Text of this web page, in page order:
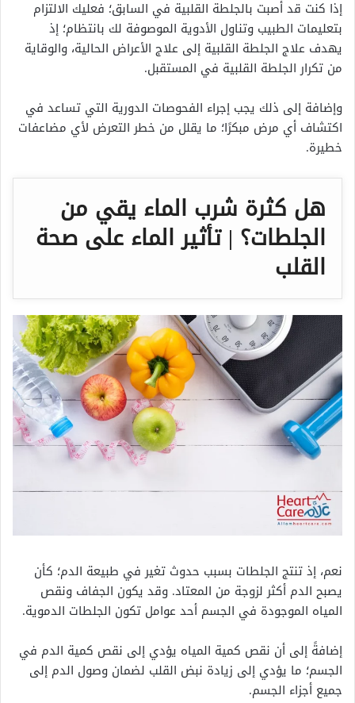
إذا كنت قد أصبت بالجلطة القلبية في السابق؛ فعليك الالتزام
بتعليمات الطبيب وتناول الأدوية الموصوفة لك بانتظام؛ إذ
يهدف علاج الجلطة القلبية إلى علاج الأعراض الحالية، والوقاية
من تكرار الجلطة القلبية في المستقبل.
وإضافة إلى ذلك يجب إجراء الفحوصات الدورية التي تساعد في
اكتشاف أي مرض مبكرًا؛ ما يقلل من خطر التعرض لأي مضاعفات
خطيرة.
هل كثرة شرب الماء يقي من
الجلطات؟ | تأثير الماء على صحة
القلب
نعم، إذ تنتج الجلطات بسبب حدوث تغير في طبيعة الدم؛ كأن
يصبح الدم أكثر لزوجة من المعتاد. وقد يكون الجفاف ونقص
المياه الموجودة في الجسم أحد عوامل تكون الجلطات الدموية.
إضافةً إلى أن نقص كمية المياه يؤدي إلى نقص كمية الدم في
الجسم؛ ما يؤدي إلى زيادة نبض القلب لضمان وصول الدم إلى
جميع أجزاء الجسم.